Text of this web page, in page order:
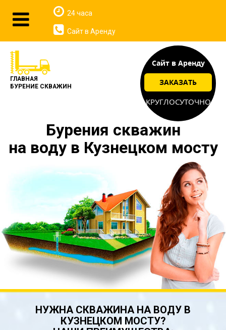
ГЛАВНАЯ
БУРЕНИЕ СКВАЖИН
Бурения скважин
на воду в Кузнецком мосту
Сайт в Аренду
ЗАКАЗАТЬ
КРУГЛОСУТОЧНО
24 часа
Сайт в Аренду
НУЖНА СКВАЖИНА НА ВОДУ В
КУЗНЕЦКОМ МОСТУ?